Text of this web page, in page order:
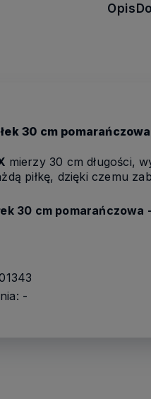
Opis
30 cm
mierzy 30 cm długości,
piłkę, dzięki czemu
30 cm
-